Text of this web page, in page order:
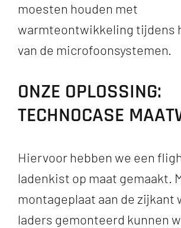
moesten houden met
warmteontwikkeling tijdens
van de microfoonsystemen.
ONZE OPLOSSING:
TECHNOCASE
Hiervoor hebben we een
ladenkist op maat gemaakt.
montageplaat aan de zijkant
laders gemonteerd kunnen